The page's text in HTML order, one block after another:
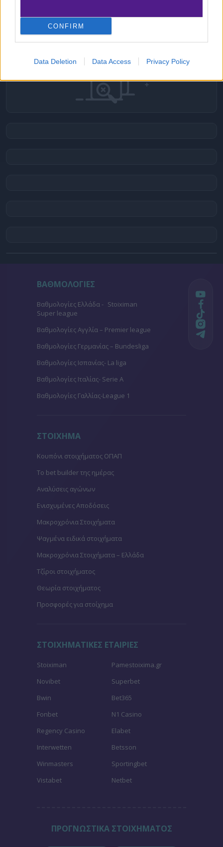
CONFIRM
Data Deletion Data Access Privacy Policy
ανάλυση.
ΒΑΘΜΟΛΟΓΙΕΣ
Βαθμολογίες Ελλάδα - Stoiximan
Super league
Βαθμολογίες Aγγλία – Premier league
Βαθμολογίες Γερμανίας – Bundesliga
Βαθμολογίες Ισπανίας- La liga
Βαθμολογίες Ιταλίας- Serie A
Βαθμολογίες Γαλλίας-League 1
ΣΤΟΙΧΗΜΑ
Κουπόνι στοιχήματος ΟΠΑΠ
To bet builder της ημέρας
Αναλύσεις αγώνων
Ενισχυμένες Αποδόσεις
Μακροχρόνια Στοιχήματα
Ψαγμένα ειδικά στοιχήματα
Μακροχρόνια Στοιχήματα – Ελλάδα
Τζίροι στοιχήματος
Θεωρία στοιχήματος
Προσφορές για στοίχημα
ΣΤΟΙΧΗΜΑΤΙΚΕΣ ΕΤΑΙΡΙΕΣ
Stoiximan
Pamestoixima.gr
Novibet
Superbet
Bwin
Bet365
Fonbet
N1 Casino
Regency Casino
Elabet
Interwetten
Betsson
Winmasters
Sportingbet
Vistabet
Netbet
ΠΡΟΓΝΩΣΤΙΚΑ ΣΤΟΙΧΗΜΑΤΟΣ